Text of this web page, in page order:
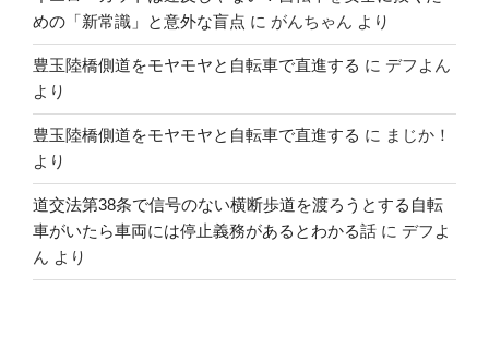
めの「新常識」と意外な盲点 に がんちゃん より
豊玉陸橋側道をモヤモヤと自転車で直進する に デフよん
より
豊玉陸橋側道をモヤモヤと自転車で直進する に まじか！
より
道交法第38条で信号のない横断歩道を渡ろうとする自転
車がいたら車両には停止義務があるとわかる話 に デフよ
ん より